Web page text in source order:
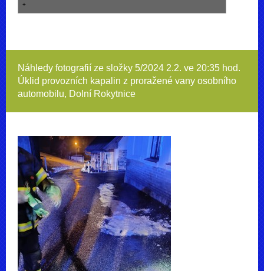
Náhledy fotografií ze složky 5/2024 2.2. ve 20:35 hod.
Úklid provozních kapalin z proražené vany osobního
automobilu, Dolní Rokytnice